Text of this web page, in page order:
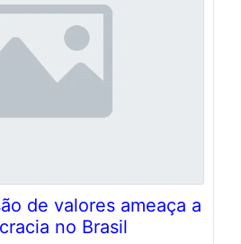
de valores ameaça a
no Brasil